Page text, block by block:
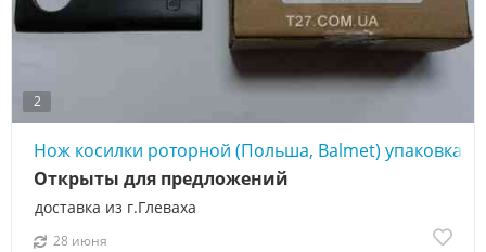
2
Нож косилки роторной (Польша, Balmet) упаковка
доставка из г.Глеваха
Открыты для предложений
28 июня